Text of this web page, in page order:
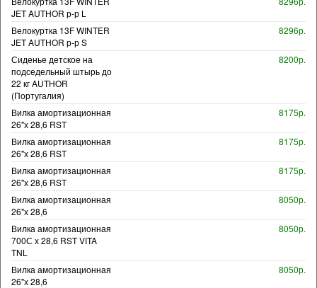
JET AUTHOR р-р L
Велокуртка 13F WINTER
JET AUTHOR р-р S
8296р.
Сиденье детское на
подседельный штырь до
22 кг AUTHOR
(Португалия)
8200р.
Вилка амортизационная
26"х 28,6 RST
8175р.
Вилка амортизационная
26"х 28,6 RST
8175р.
Вилка амортизационная
26"х 28,6 RST
8175р.
Вилка амортизационная
26"х 28,6
8050р.
Вилка амортизационная
700С х 28,6 RST VITA
TNL
8050р.
Вилка амортизационная
26"х 28,6
8050р.